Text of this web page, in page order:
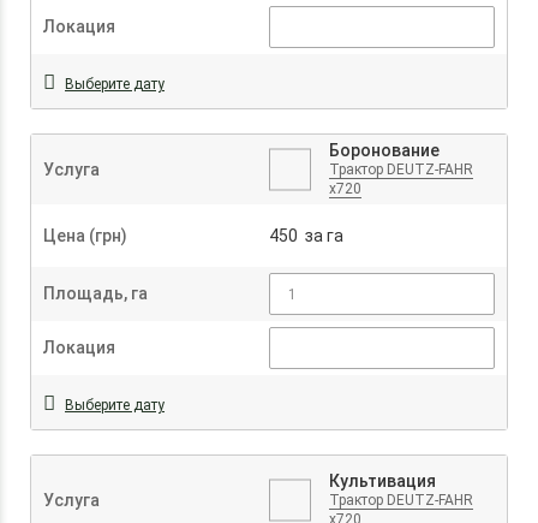
Локация
Выберите дату
Услуга
Боронование
Трактор DEUTZ-FAHR
x720
Цена (грн) 450 за га
Площадь, га
Локация
Выберите дату
Услуга
Культивация
Трактор DEUTZ-FAHR
x720